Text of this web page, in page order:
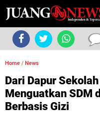
Home / News
Dari Dapur
Menguatkan SDM
Berbasis Gizi